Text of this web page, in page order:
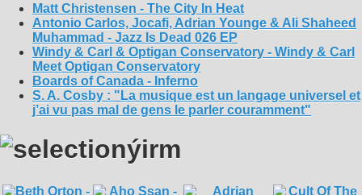
Matt Christensen - The City In Heat
Antonio Carlos, Jocafi, Adrian Younge & Ali Shaheed
Muhammad - Jazz Is Dead 026 EP
Windy & Carl & Optigan Conservatory - Windy & Carl
Meet Optigan Conservatory
Boards of Canada - Inferno
S. A. Cosby : "La musique est un langage universel et
j’ai vu pas mal de gens le parler couramment"